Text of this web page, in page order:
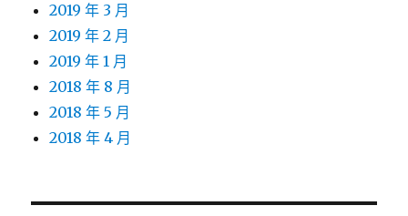
2019 年 3 月
2019 年 2 月
2019 年 1 月
2018 年 8 月
2018 年 5 月
2018 年 4 月